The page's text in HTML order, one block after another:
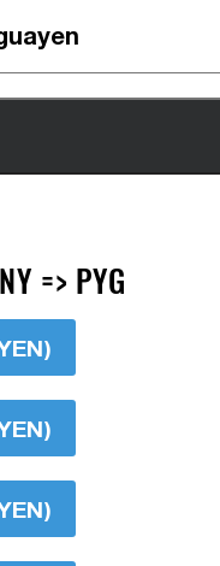
=> PYG